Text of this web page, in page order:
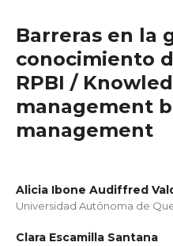
Barreras en la
conocimiento
RPBI /
management
management
Alicia Ibone Audiffred
Universidad Autónoma de
Clara Escamilla Santana